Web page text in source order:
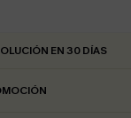
EN 30 DÍAS